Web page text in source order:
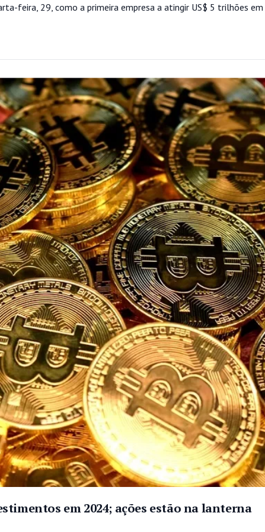
feira, 29, como a primeira empresa a atingir US$ 5 trilhões
em 2024; ações estão na lanterna